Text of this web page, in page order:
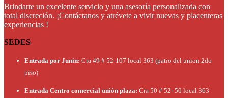
Brindarte un excelente servicio y una asesoría personalizada con
total discreción. ¡Contáctanos y atrévete a vivir nuevas y placenteras
experiencias !
SEDES
Entrada por Junin: Cra 49 # 52-107 local 363 (patio del union 2do
piso)
Entrada Centro comercial unión plaza: Cra 50 # 52- 50 local 363